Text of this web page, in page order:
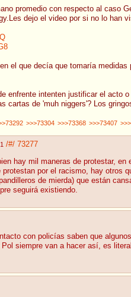
promedio con respecto al caso
dejo el video por si no lo han
en el que decía que tomaría
enfrente intenten justificar el acto
cartas de 'muh niggers'? Los
>>>73304 >>>73368 >>>73407
/#/ 73277
hay mil maneras de protestar,
por el racismo, hay otros
de mierda) que están
seguirá existiendo.
con policías saben que
siempre van a hacer así, es